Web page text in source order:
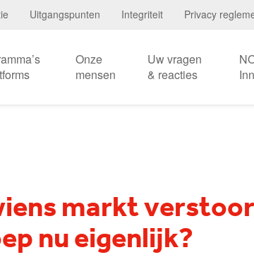
Uitgangspunten Integriteit Privacy
Onze
mensen
Uw vragen
& reacties
markt
nu eigenlijk?